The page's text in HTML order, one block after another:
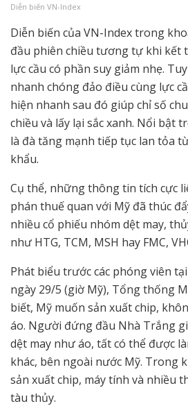
Diễn biến VN-Index
Diễn biến của VN-Index trong
đầu phiên chiều tương tự khi kết
lực cầu có phần suy giảm nhẹ.
nhanh chóng đảo điều cùng lực
hiện nhanh sau đó giúp chỉ số
chiều và lấy lại sắc xanh. Nổi bật
là đà tăng mạnh tiếp tục lan tỏa
khẩu.
Cụ thể, những thông tin tích cực
phán thuế quan với Mỹ đã thúc
nhiều cổ phiếu nhóm dệt may,
như HTG, TCM, MSH hay FMC,
Phát biểu trước các phóng viên
ngày 29/5 (giờ Mỹ), Tổng thống
biết, Mỹ muốn sản xuất chip,
áo. Người đứng đầu Nhà Trắng
dệt may như áo, tất có thể được
khác, bên ngoài nước Mỹ. Trong
sản xuất chip, máy tính và nhiều
tàu thủy.